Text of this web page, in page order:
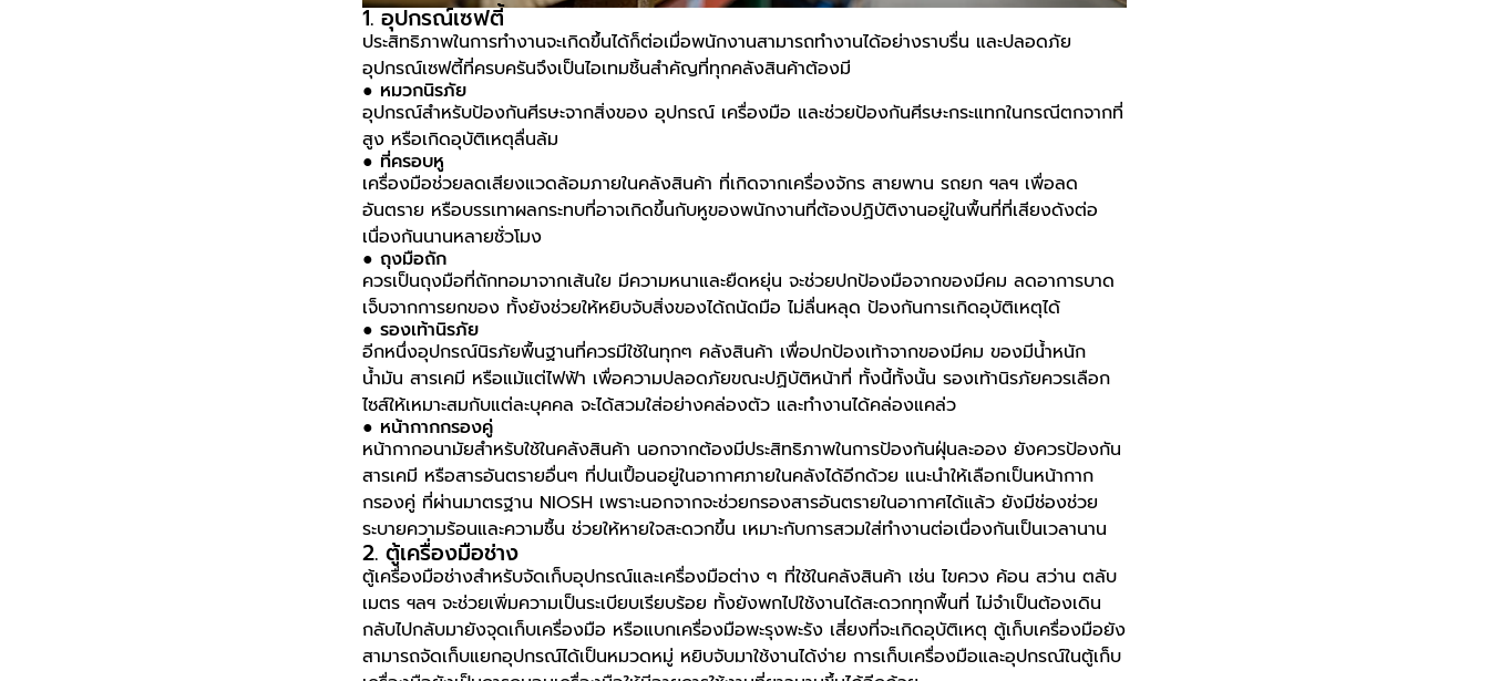
1. อุปกรณ์เซฟตี้
ประสิทธิภาพในการทำงานจะเกิดขึ้นได้ก็ต่อเมื่อพนักงานสามารถทำงานได้อย่างราบรื่น และปลอดภัย
อุปกรณ์เซฟตี้ที่ครบครันจึงเป็นไอเทมชิ้นสำคัญที่ทุกคลังสินค้าต้องมี
● หมวกนิรภัย
อุปกรณ์สำหรับป้องกันศีรษะจากสิ่งของ อุปกรณ์ เครื่องมือ และช่วยป้องกันศีรษะกระแทกในกรณีตกจากที่
สูง หรือเกิดอุบัติเหตุลื่นล้ม
● ที่ครอบหู
เครื่องมือช่วยลดเสียงแวดล้อมภายในคลังสินค้า ที่เกิดจากเครื่องจักร สายพาน รถยก ฯลฯ เพื่อลด
อันตราย หรือบรรเทาผลกระทบที่อาจเกิดขึ้นกับหูของพนักงานที่ต้องปฏิบัติงานอยู่ในพื้นที่ที่เสียงดังต่อ
เนื่องกันนานหลายชั่วโมง
● ถุงมือถัก
ควรเป็นถุงมือที่ถักทอมาจากเส้นใย มีความหนาและยืดหยุ่น จะช่วยปกป้องมือจากของมีคม ลดอาการบาด
เจ็บจากการยกของ ทั้งยังช่วยให้หยิบจับสิ่งของได้ถนัดมือ ไม่ลื่นหลุด ป้องกันการเกิดอุบัติเหตุได้
● รองเท้านิรภัย
อีกหนึ่งอุปกรณ์นิรภัยพื้นฐานที่ควรมีใช้ในทุกๆ คลังสินค้า เพื่อปกป้องเท้าจากของมีคม ของมีน้ำหนัก
น้ำมัน สารเคมี หรือแม้แต่ไฟฟ้า เพื่อความปลอดภัยขณะปฏิบัติหน้าที่ ทั้งนี้ทั้งนั้น รองเท้านิรภัยควรเลือก
ไซส์ให้เหมาะสมกับแต่ละบุคคล จะได้สวมใส่อย่างคล่องตัว และทำงานได้คล่องแคล่ว
● หน้ากากกรองคู่
หน้ากากอนามัยสำหรับใช้ในคลังสินค้า นอกจากต้องมีประสิทธิภาพในการป้องกันฝุ่นละออง ยังควรป้องกัน
สารเคมี หรือสารอันตรายอื่นๆ ที่ปนเปื้อนอยู่ในอากาศภายในคลังได้อีกด้วย แนะนำให้เลือกเป็นหน้ากาก
กรองคู่ ที่ผ่านมาตรฐาน NIOSH เพราะนอกจากจะช่วยกรองสารอันตรายในอากาศได้แล้ว ยังมีช่องช่วย
ระบายความร้อนและความชื้น ช่วยให้หายใจสะดวกขึ้น เหมาะกับการสวมใส่ทำงานต่อเนื่องกันเป็นเวลานาน
2. ตู้เครื่องมือช่าง
ตู้เครื่องมือช่างสำหรับจัดเก็บอุปกรณ์และเครื่องมือต่าง ๆ ที่ใช้ในคลังสินค้า เช่น ไขควง ค้อน สว่าน ตลับ
เมตร ฯลฯ จะช่วยเพิ่มความเป็นระเบียบเรียบร้อย ทั้งยังพกไปใช้งานได้สะดวกทุกพื้นที่ ไม่จำเป็นต้องเดิน
กลับไปกลับมายังจุดเก็บเครื่องมือ หรือแบกเครื่องมือพะรุงพะรัง เสี่ยงที่จะเกิดอุบัติเหตุ ตู้เก็บเครื่องมือยัง
สามารถจัดเก็บแยกอุปกรณ์ได้เป็นหมวดหมู่ หยิบจับมาใช้งานได้ง่าย การเก็บเครื่องมือและอุปกรณ์ในตู้เก็บ